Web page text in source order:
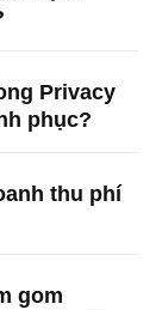
Privacy
phục?
thu phí
gom